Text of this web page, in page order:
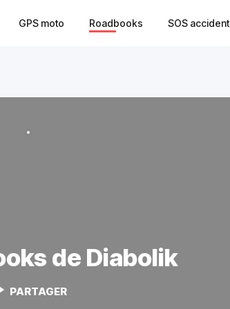
GPS moto Roadbooks SOS accident
de Diabolik
PARTAGER